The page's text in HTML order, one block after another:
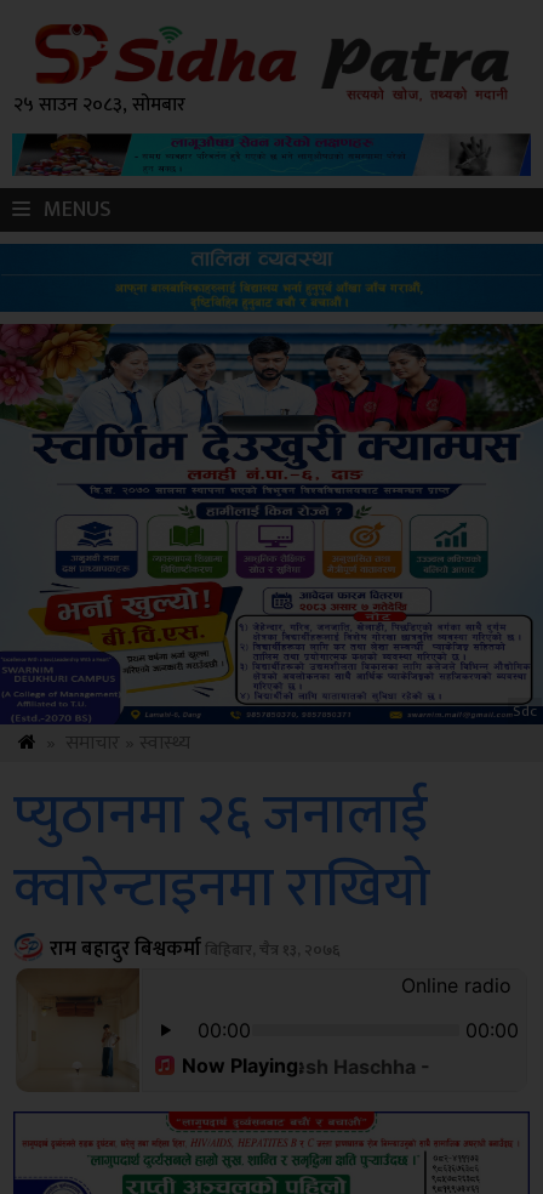
२५ साउन २०८३, सोमबार
MENUS
ksbus
प्युठानमा २६ जनालाई
क्वारेन्टाइनमा राखियो
राम बहादुर बिश्वकर्माबिहिबार, चैत्र १३, २०७६